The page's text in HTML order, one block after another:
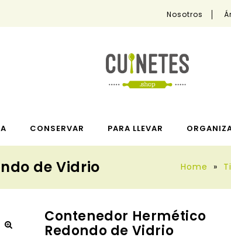
Nosotros
CONSERVAR PARA LLEVAR
de Vidrio Home »
Contenedor Hermético
Redondo de Vidrio